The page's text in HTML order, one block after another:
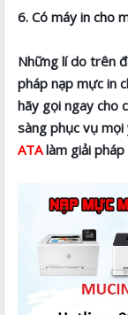
6. Có máy in cho
Những lí do trên
pháp nạp mực in
hãy gọi ngay cho
sàng phục vụ mọi
ATAlàm giải pháp